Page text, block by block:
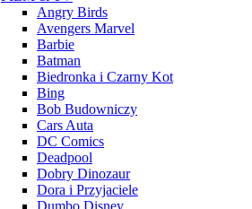
Angry Birds
Avengers Marvel
Barbie
Batman
Biedronka i Czarny Kot
Bing
Bob Budowniczy
Cars Auta
DC Comics
Deadpool
Dobry Dinozaur
Dora i Przyjaciele